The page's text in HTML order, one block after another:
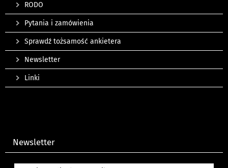
RODO
Pytania i zamówienia
Sprawdź tożsamość ankietera
Newsletter
Linki
Newsletter